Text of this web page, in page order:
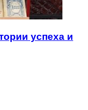
успеха и